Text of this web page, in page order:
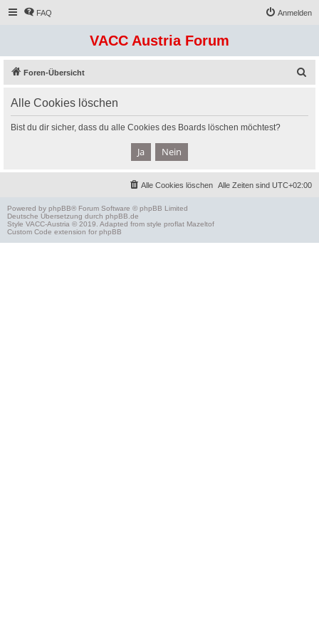
FAQ Anmelden
VACC Austria Forum
Foren-Übersicht
Alle Cookies löschen
Bist du dir sicher, dass du alle Cookies des Boards löschen möchtest?
Alle Zeiten sind UTC+02:00
Alle Cookies löschen
Powered by phpBB® Forum Software © phpBB Limited
Deutsche Übersetzung durch phpBB.de
Style VACC-Austria © 2019. Adapted from style proflat Mazeltof
Custom Code extension for phpBB